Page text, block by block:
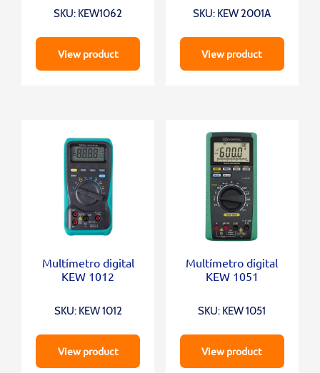
SKU: KEW1062
View product
SKU: KEW 2001A
View product
Multímetro digital
KEW 1012
SKU: KEW 1012
View product
Multímetro digital
KEW 1051
SKU: KEW 1051
View product